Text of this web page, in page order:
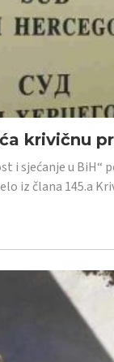
krivičnu
i sjećanje u
iz člana 145.a